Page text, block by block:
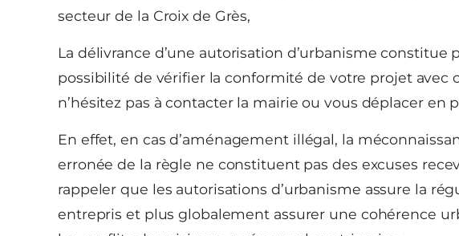
secteur de la Croix de Grès,
La délivrance d’une autorisation d’urbanisme
possibilité de vérifier la conformité de votre projet avec
n’hésitez pas à contacter la mairie ou vous déplacer en
En effet, en cas d’aménagement illégal, la
erronée de la règle ne constituent pas des excuses
rappeler que les autorisations d’urbanisme assure la
entrepris et plus globalement assurer une cohérence